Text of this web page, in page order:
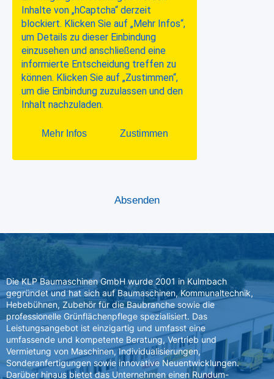
Die KLP Baumaschinen GmbH wurde 2001 in Kulmbach
gegründet und hat sich auf Baumaschinen, Kommunaltechnik,
Hebebühnen, Zubehör für die Baubranche sowie die
professionelle Grünflächenpflege spezialisiert. Das
Leistungsangebot ist einzigartig und umfasst eine
umfassende und kompetente Beratung, Vertrieb und
Vermietung von Maschinen, Individualisierungen,
Sonderanfertigungen sowie innovative Neuentwicklungen.
Darüber hinaus bietet das Unternehmen einen Rundum-